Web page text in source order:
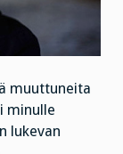
muuttuneita
minulle
lukevan